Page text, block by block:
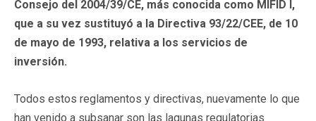
Consejo del 2004/39/CE, más conocida como MIFID I,
que a su vez sustituyó a la Directiva 93/22/CEE, de 10
de mayo de 1993, relativa a los servicios de
inversión.
Todos estos reglamentos y directivas, nuevamente lo que
han venido a subsanar son las lagunas regulatorias